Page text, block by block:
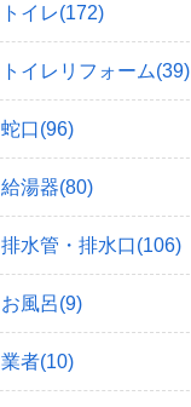
トイレ(172)
トイレリフォーム(39)
蛇口(96)
給湯器(80)
排水管・排水口(106)
お風呂(9)
業者(10)